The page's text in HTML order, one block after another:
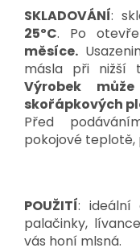
SKLADOVÁNÍ:
25ºC. Po
měsíce.
másla při nižší
Výrobek
skořápkových
Před
pokojové
POUŽITÍ: ideální
palačinky,
vás honí mlsná.